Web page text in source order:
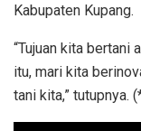
Kabupaten Kupang.
“Tujuan kita bertani
itu, mari kita
tani kita,” tutupnya.